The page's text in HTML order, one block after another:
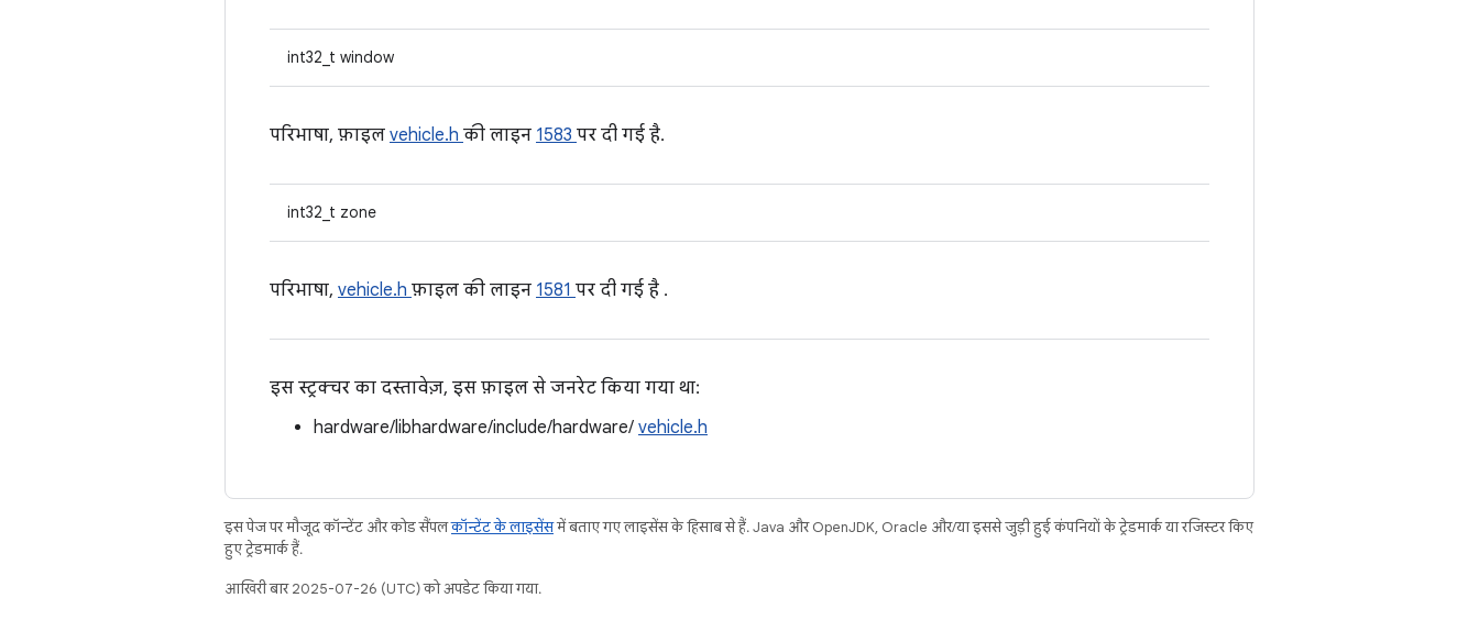
int32_t window
परिभाषा, फ़ाइल vehicle.h की लाइन 1583 पर दी गई है.
int32_t zone
परिभाषा, vehicle.h फ़ाइल की लाइन 1581 पर दी गई है .
इस स्ट्रक्चर का दस्तावेज़, इस फ़ाइल से जनरेट किया गया था:
hardware/libhardware/include/hardware/ vehicle.h
इस पेज पर मौजूद कॉन्टेंट और कोड सैंपलकॉन्टेंट के लाइसेंसमें बताए गए लाइसेंस के हिसाब से हैं. Java और OpenJDK, Oracle और/या इससे जुड़ी हुई कंपनियों के ट्रेडमार्क या रजिस्टर किए
हुए ट्रेडमार्क हैं.
आखिरी बार 2025-07-26 (UTC) को अपडेट किया गया.